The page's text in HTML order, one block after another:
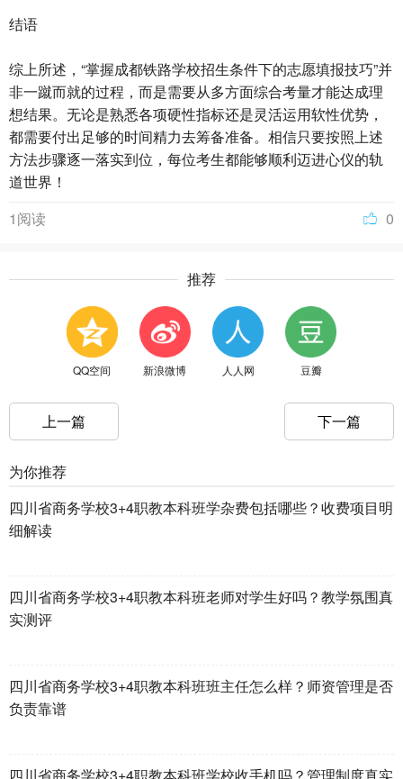
结语
综上所述，“掌握成都铁路学校招生条件下的志愿填报技巧”并
非一蹴而就的过程，而是需要从多方面综合考量才能达成理
想结果。无论是熟悉各项硬性指标还是灵活运用软性优势，
都需要付出足够的时间精力去筹备准备。相信只要按照上述
方法步骤逐一落实到位，每位考生都能够顺利迈进心仪的轨
道世界！
0
1阅读
推荐
QQ空间 新浪微博 人人网 豆瓣
上一篇 下一篇
为你推荐
四川省商务学校3+4职教本科班学杂费包括哪些？收费项目明
细解读
四川省商务学校3+4职教本科班老师对学生好吗？教学氛围真
实测评
四川省商务学校3+4职教本科班班主任怎么样？师资管理是否
负责靠谱